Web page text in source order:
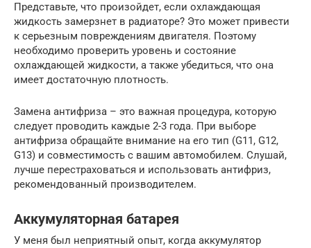
Представьте, что произойдет, если охлаждающая
жидкость замерзнет в радиаторе? Это может привести
к серьезным повреждениям двигателя. Поэтому
необходимо проверить уровень и состояние
охлаждающей жидкости, а также убедиться, что она
имеет достаточную плотность.
Замена антифриза – это важная процедура, которую
следует проводить каждые 2-3 года. При выборе
антифриза обращайте внимание на его тип (G11, G12,
G13) и совместимость с вашим автомобилем. Слушай,
лучше перестраховаться и использовать антифриз,
рекомендованный производителем.
Аккумуляторная батарея
У меня был неприятный опыт, когда аккумулятор